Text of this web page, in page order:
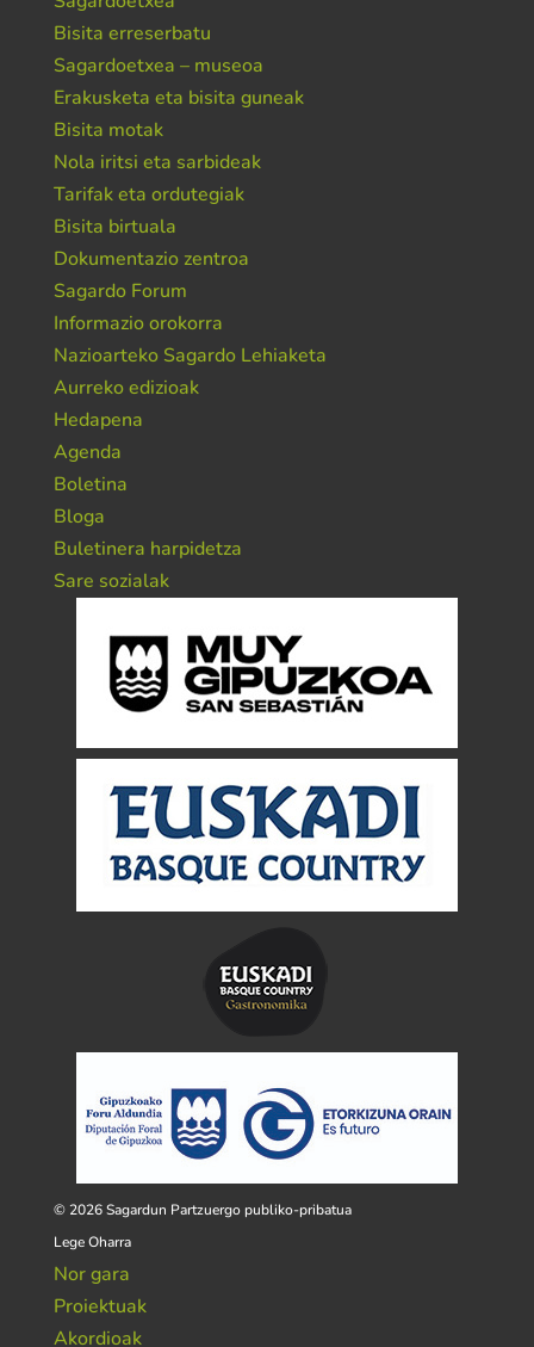
Bisita erreserbatu
Sagardoetxea – museoa
Erakusketa eta bisita guneak
Bisita motak
Nola iritsi eta sarbideak
Tarifak eta ordutegiak
Bisita birtuala
Dokumentazio zentroa
Sagardo Forum
Informazio orokorra
Nazioarteko Sagardo Lehiaketa
Aurreko edizioak
Hedapena
Agenda
Boletina
Bloga
Buletinera harpidetza
Sare sozialak
© 2026 Sagardun Partzuergo publiko-pribatua
Lege Oharra
Nor gara
Proiektuak
Akordioak